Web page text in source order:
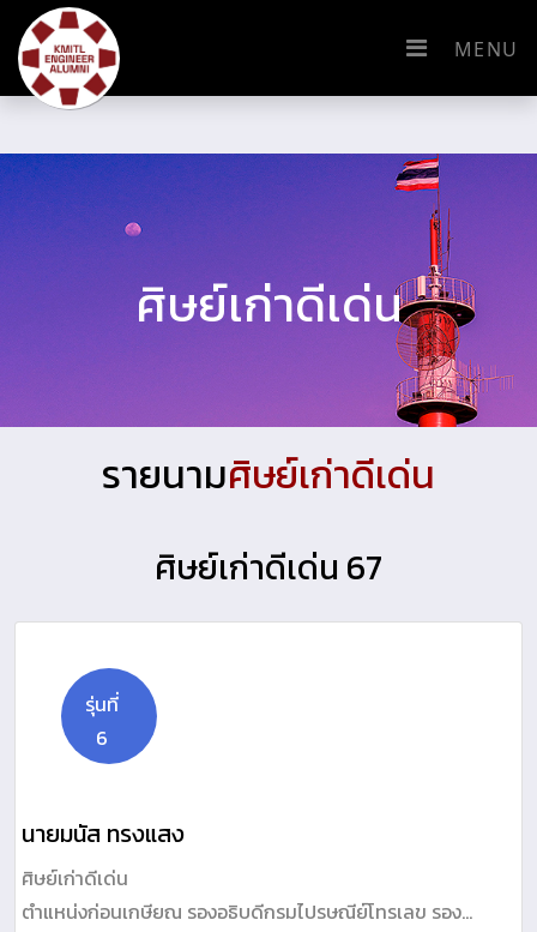
MENU
ศิษย์เก่าดีเด่น
รายนามศิษย์เก่าดีเด่น
ศิษย์เก่าดีเด่น 67
รุ่นที่
6
นายมนัส ทรงแสง
ศิษย์เก่าดีเด่น
ตำแหน่งก่อนเกษียณ รองอธิบดีกรมไปรษณีย์โทรเลข รอง